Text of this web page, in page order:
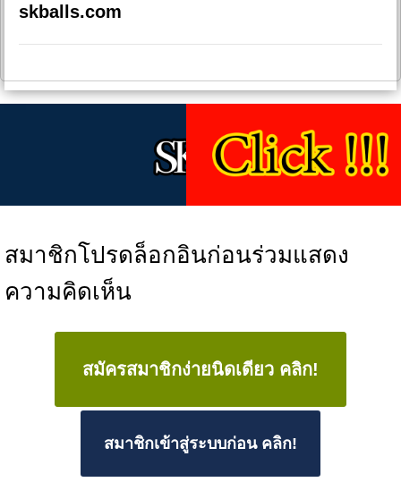
skballs.com
สมาชิกโปรดล็อกอินก่อนร่วมแสดง
ความคิดเห็น
สมัครสมาชิกง่ายนิดเดียว คลิก!
สมาชิกเข้าสู่ระบบก่อน คลิก!